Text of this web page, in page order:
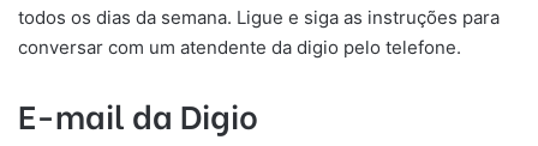
todos os dias da semana. Ligue e siga as instruções para
conversar com um atendente da digio pelo telefone.
E-mail da Digio